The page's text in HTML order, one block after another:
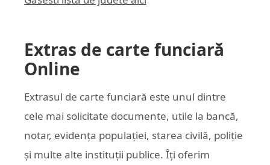
Extras de carte funciară
Online
Extrasul de carte funciară este unul dintre
cele mai solicitate documente, utile la bancă,
notar, evidența populației, starea civilă, poliție
și multe alte instituții publice. Îți oferim